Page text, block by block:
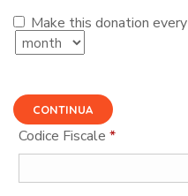
Make this donation every
CONTINUA
Codice Fiscale*